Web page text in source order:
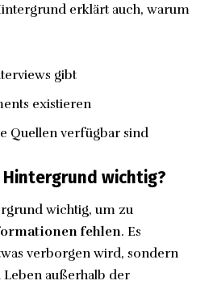
erklärt auch, warum
gibt
existieren
Quellen verfügbar sind
wichtig?
wichtig, um zu
fehlen. Es
verborgen wird, sondern
Leben außerhalb der